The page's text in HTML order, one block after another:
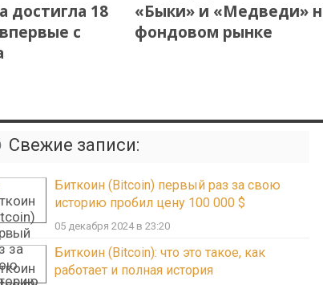
достигла 18
с
«Быки» и «Медведи»
фондовом рынке
Свежие записи:
Биткоин (Bitcoin) первый раз за свою
историю пробил цену 100 000 $
05 декабря 2024 в 23:20
Биткоин (Bitcoin): что это такое, как
работает и полная история